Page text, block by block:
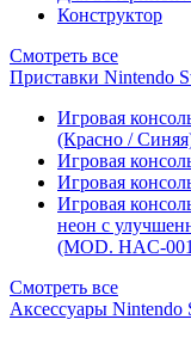
Конструктор
Смотреть все
Приставки Nintendo
Игровая
(Красно /
Игровая
Игровая
Игровая
неон с
(MOD. HAC-
Смотреть все
Аксессуары Nintendo